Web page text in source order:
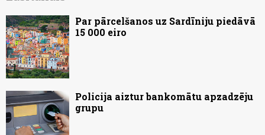
Par pārcelšanos uz Sardīniju piedāvā
15 000 eiro
Policija aiztur bankomātu apzadzēju
grupu